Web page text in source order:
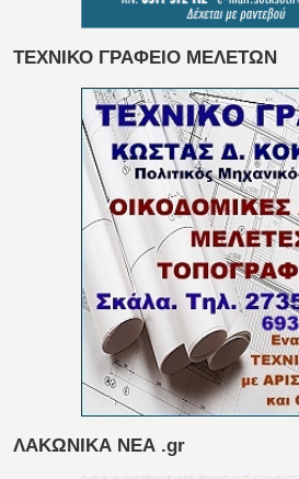
ΤΕΧΝΙΚΟ ΓΡΑΦΕΙΟ ΜΕΛΕΤΩΝ
ΛΑΚΩΝΙΚΑ ΝΕΑ .gr